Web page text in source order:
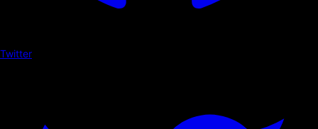
Twitter